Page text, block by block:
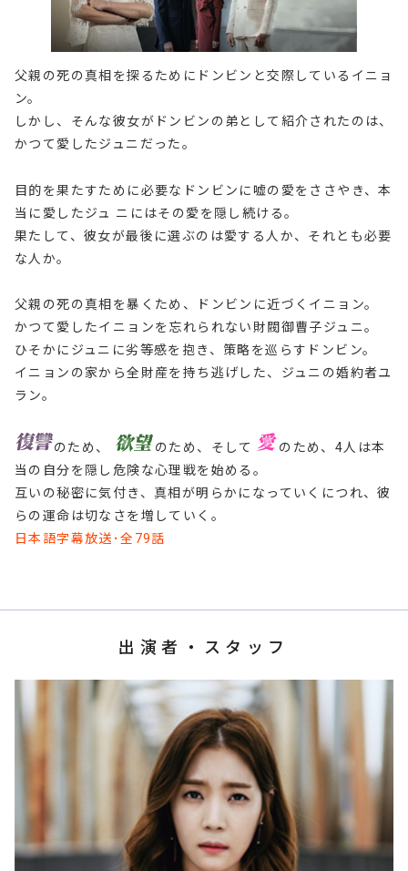
父親の死の真相を探るためにドンビンと交際しているイニョ
ン。
しかし、そんな彼女がドンビンの弟として紹介されたのは、
かつて愛したジュニだった。
目的を果たすために必要なドンビンに嘘の愛をささやき、本
当に愛したジュ ニにはその愛を隠し続ける。
果たして、彼女が最後に選ぶのは愛する人か、それとも必要
な人か。
父親の死の真相を暴くため、ドンビンに近づくイニョン。
かつて愛したイニョンを忘れられない財閥御曹子ジュニ。
ひそかにジュニに劣等感を抱き、策略を巡らすドンビン。
イニョンの家から全財産を持ち逃げした、ジュニの婚約者ユ
ラン。
のため、 のため、そして
のため、4人は本
当の自分を隠し危険な心理戦を始める。
互いの秘密に気付き、真相が明らかになっていくにつれ、彼
らの運命は切なさを増していく。
日本語字幕放送･全79話
出演者・スタッフ